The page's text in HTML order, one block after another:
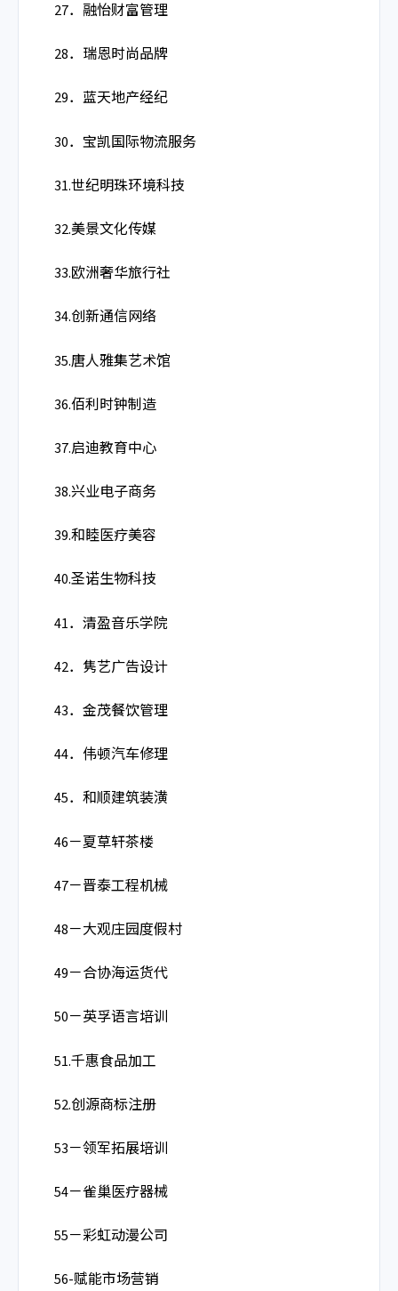
27．融怡财富管理
28．瑞恩时尚品牌
29．蓝天地产经纪
30．宝凯国际物流服务
31.世纪明珠环境科技
32.美景文化传媒
33.欧洲奢华旅行社
34.创新通信网络
35.唐人雅集艺术馆
36.佰利时钟制造
37.启迪教育中心
38.兴业电子商务
39.和睦医疗美容
40.圣诺生物科技
41．清盈音乐学院
42．隽艺广告设计
43．金茂餐饮管理
44．伟顿汽车修理
45．和顺建筑装潢
46－夏草轩茶楼
47－晋泰工程机械
48－大观庄园度假村
49－合协海运货代
50－英孚语言培训
51.千惠食品加工
52.创源商标注册
53－领军拓展培训
54－雀巢医疗器械
55－彩虹动漫公司
56-赋能市场营销